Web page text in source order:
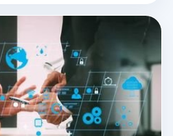
点，帮助企业选择最适合的工
理。